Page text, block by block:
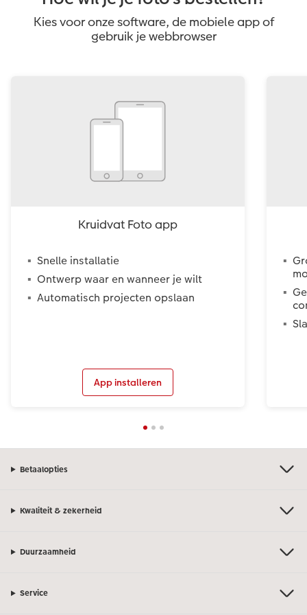
Kies voor onze software, de mobiele app of
gebruik je webbrowser
Kruidvat Foto app
Snelle installatie
Ontwerp waar en wanneer je wilt
Automatisch projecten opslaan
App installeren
Betaalopties
Kwaliteit & zekerheid
Duurzaamheid
Service